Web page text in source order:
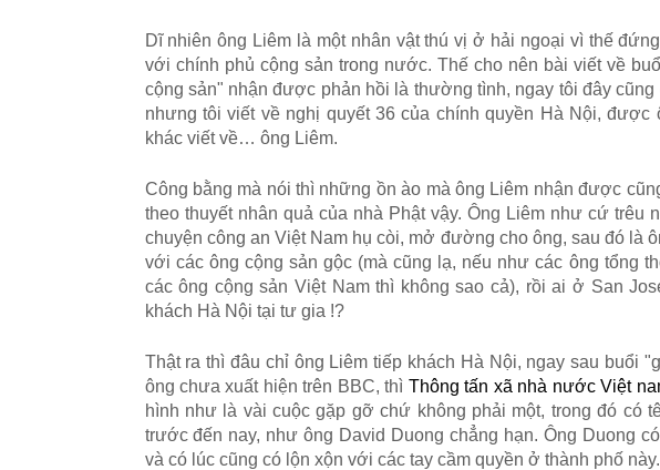
Dĩ nhiên ông Liêm là một nhân vật thú vị ở hải ngoại vì thế
với chính phủ cộng sản trong nước. Thế cho nên bài viết về
cộng sản" nhận được phản hồi là thường tình, ngay tôi đây
nhưng tôi viết về nghị quyết 36 của chính quyền Hà Nội,
khác viết về… ông Liêm.
Công bằng mà nói thì những ồn ào mà ông Liêm nhận được
theo thuyết nhân quả của nhà Phật vậy. Ông Liêm như cứ
chuyện công an Việt Nam hụ còi, mở đường cho ông, sau đó là
với các ông cộng sản gộc (mà cũng lạ, nếu như các ông tổng
các ông cộng sản Việt Nam thì không sao cả), rồi ai ở San
khách Hà Nội tại tư gia !?
Thật ra thì đâu chỉ ông Liêm tiếp khách Hà Nội, ngay sau buổi
ông chưa xuất hiện trên BBC, thì Thông tấn xã nhà nước Việt
hình như là vài cuộc gặp gỡ chứ không phải một, trong đó có
trước đến nay, như ông David Duong chẳng hạn. Ông Duong
và có lúc cũng có lộn xộn với các tay cầm quyền ở thành phố này.